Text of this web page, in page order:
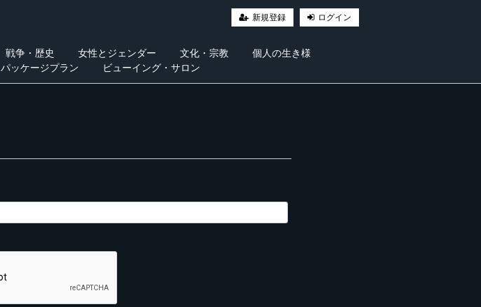
新規登録 ログイン
戦争・歴史 女性とジェンダー 文化・宗教
個人の生き様
パッケージプラン ビューイング・サロン